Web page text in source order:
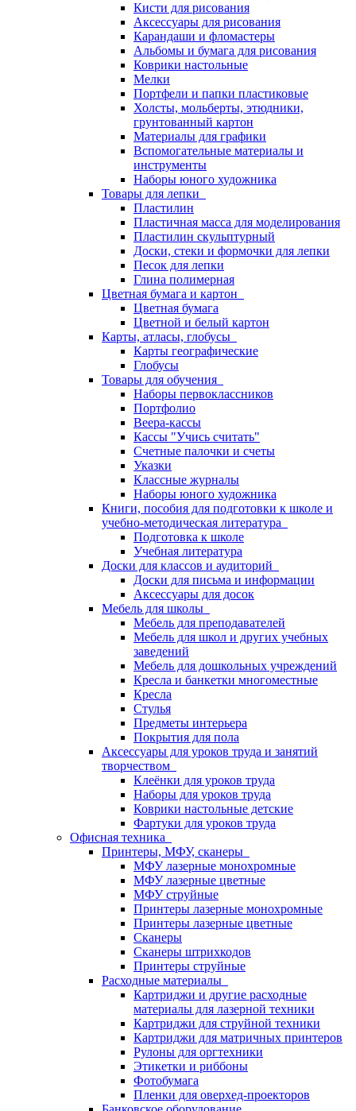
Кисти для рисования
Аксессуары для рисования
Карандаши и фломастеры
Альбомы и бумага для рисования
Коврики настольные
Мелки
Портфели и папки пластиковые
Холсты, мольберты, этюдники,
грунтованный картон
Материалы для графики
Вспомогательные материалы и
инструменты
Наборы юного художника
Товары для лепки
Пластилин
Пластичная масса для моделирования
Пластилин скульптурный
Доски, стеки и формочки для лепки
Песок для лепки
Глина полимерная
Цветная бумага и картон
Цветная бумага
Цветной и белый картон
Карты, атласы, глобусы
Карты географические
Глобусы
Товары для обучения
Наборы первоклассников
Портфолио
Веера-кассы
Кассы "Учись считать"
Счетные палочки и счеты
Указки
Классные журналы
Наборы юного художника
Книги, пособия для подготовки к школе и
учебно-методическая литература
Подготовка к школе
Учебная литература
Доски для классов и аудиторий
Доски для письма и информации
Аксессуары для досок
Мебель для школы
Мебель для преподавателей
Мебель для школ и других учебных
заведений
Мебель для дошкольных учреждений
Кресла и банкетки многоместные
Кресла
Стулья
Предметы интерьера
Покрытия для пола
Аксессуары для уроков труда и занятий
творчеством
Клеёнки для уроков труда
Наборы для уроков труда
Коврики настольные детские
Фартуки для уроков труда
Офисная техника
Принтеры, МФУ, сканеры
МФУ лазерные монохромные
МФУ лазерные цветные
МФУ струйные
Принтеры лазерные монохромные
Принтеры лазерные цветные
Сканеры
Сканеры штрихкодов
Принтеры струйные
Расходные материалы
Картриджи и другие расходные
материалы для лазерной техники
Картриджи для струйной техники
Картриджи для матричных принтеров
Рулоны для оргтехники
Этикетки и риббоны
Фотобумага
Пленки для оверхед-проекторов